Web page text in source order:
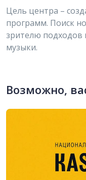
Цель центра –
программ. Поиск
зрителю подходов
музыки.
Возможно,